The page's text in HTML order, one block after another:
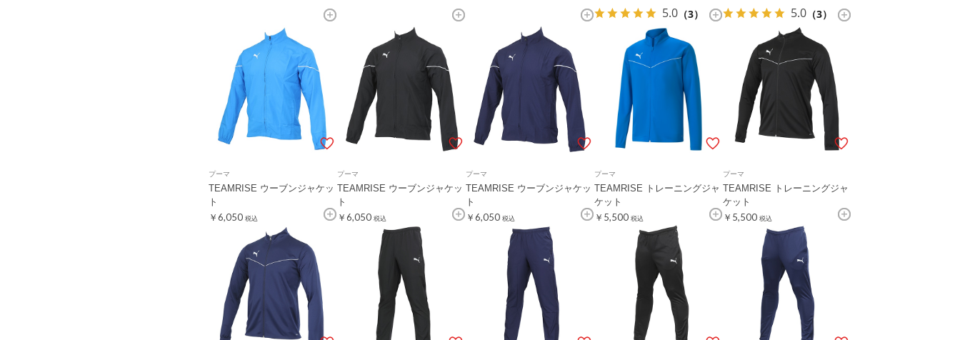
5.0 （3） 5.0 （3）
プーマ
TEAMRISE ウーブンジャケッ
ト
￥6,050 税込
プーマ
TEAMRISE ウーブンジャケッ
ト
￥6,050 税込
プーマ
TEAMRISE ウーブンジャケッ
ト
￥6,050 税込
プーマ
TEAMRISE トレーニングジャ
ケット
￥5,500 税込
プーマ
TEAMRISE トレーニングジャ
ケット
￥5,500 税込